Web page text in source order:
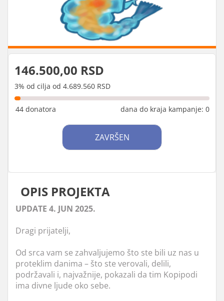
146.500,00 RSD
3% od cilja od 4.689.560 RSD
44 donatora dana do kraja kampanje: 0
ZAVRŠEN
OPIS PROJEKTA
UPDATE 4. JUN 2025.
Dragi prijatelji,
Od srca vam se zahvaljujemo što ste bili uz nas u
proteklim danima – što ste verovali, delili,
podržavali i, najvažnije, pokazali da tim Kopipodi
ima divne ljude oko sebe.